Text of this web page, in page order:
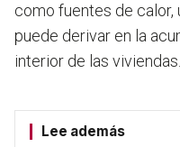
como fuentes de calor,
puede derivar en la
interior de las viviendas.
Lee además